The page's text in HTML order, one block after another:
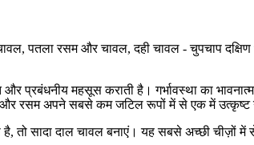
पतला रसम और चावल, दही चावल - चुपचाप
प्रबंधनीय महसूस कराती है। गर्भावस्था का
रसम अपने सबसे कम जटिल रूपों में से एक में उत्कृष्ट
है, तो सादा दाल चावल बनाएं। यह सबसे अच्छी